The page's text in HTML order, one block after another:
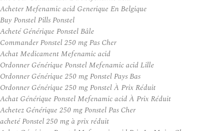
Acheter Mefenamic acid Generique En Belgique
Buy Ponstel Pills Ponstel
Acheté Générique Ponstel Bâle
Commander Ponstel 250 mg Pas Cher
Achat Medicament Mefenamic acid
Ordonner Générique Ponstel Mefenamic acid Lille
Ordonner Générique 250 mg Ponstel Pays Bas
Ordonner Générique 250 mg Ponstel À Prix Réduit
Achat Générique Ponstel Mefenamic acid À Prix Réduit
Achetez Générique 250 mg Ponstel Pas Cher
acheté Ponstel 250 mg à prix réduit